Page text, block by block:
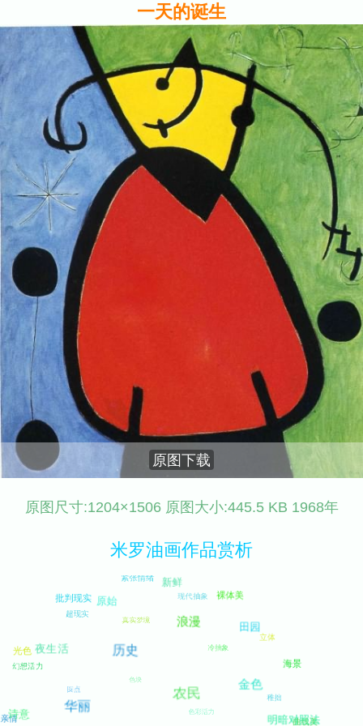
一天的诞生
原图下载
原图尺寸:1204×1506 原图大小:445.5 KB 1968年
米罗油画作品赏析